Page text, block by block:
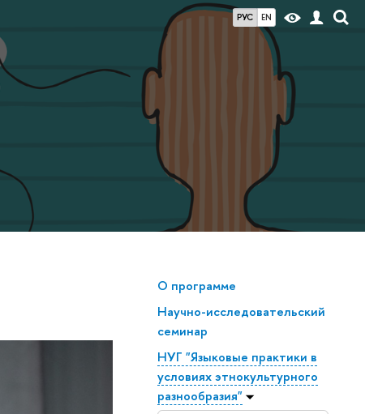
РУС EN
О программе
Научно-исследовательский
семинар
НУГ "Языковые практики в
условиях этнокультурного
разнообразия"